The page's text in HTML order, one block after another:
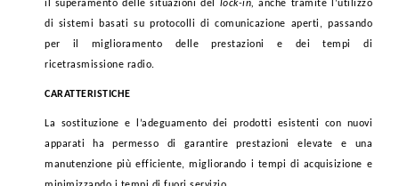
il superamento delle situazioni del lock-in, anche tramite l’utilizzo
di sistemi basati su protocolli di comunicazione aperti, passando
per il miglioramento delle prestazioni e dei tempi di
ricetrasmissione radio.
CARATTERISTICHE
La sostituzione e l’adeguamento dei prodotti esistenti con nuovi
apparati ha permesso di garantire prestazioni elevate e una
manutenzione più efficiente, migliorando i tempi di acquisizione e